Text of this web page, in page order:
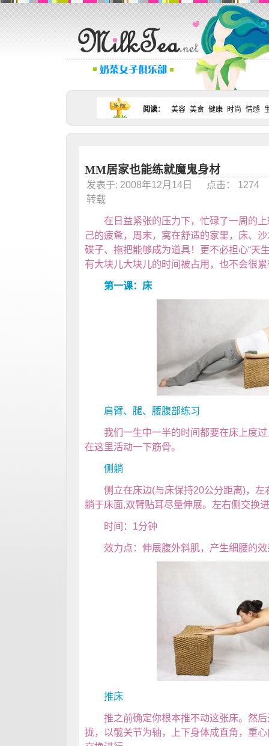
阅读： 美容 美食 健康 时尚 情感
MM居家也能练就魔鬼身材
发表于: 2008年12月14日 点击： 1274
转载
在日益紧张的压力下，忙碌了一周的上
己的疲惫，周末，窝在舒适的家里，床、
碟子、拖把能够成为道具！更不必担心“天
有大块儿大块儿的时间被占用，也不会很
第一课：床
肩臂、腿、腰腹部练习
我们一生中一半的时间都要在床上度过
在这里活动一下筋骨。
侧躺
侧立在床边(与床保持20公分距离)，左
躺于床面,双臂贴耳尽量伸展。左右侧交换
时间：1分钟
效力点：伸展腹外斜肌，产生细腰的效
推床
推之前确定你根本推不动这张床。然后
拢，以髋关节为轴，上下身体成直角，重